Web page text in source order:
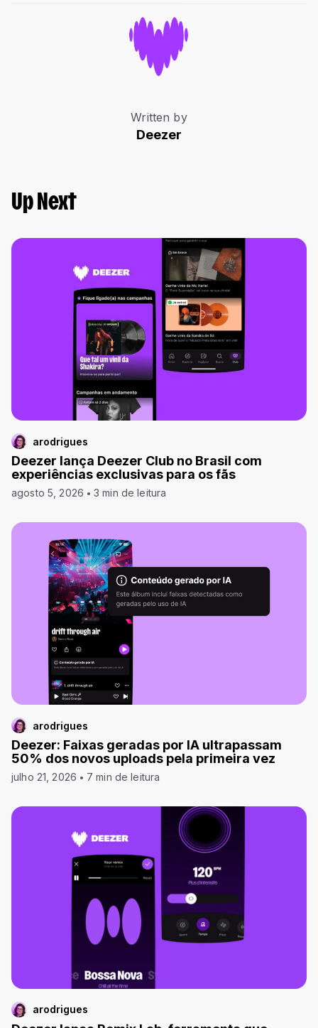
Written by
Deezer
Up Next
arodrigues
Deezer lança Deezer Club no Brasil com
experiências exclusivas para os fãs
agosto 5, 2026 3 min de leitura
arodrigues
Deezer: Faixas geradas por IA ultrapassam
50% dos novos uploads pela primeira vez
julho 21, 2026 7 min de leitura
arodrigues